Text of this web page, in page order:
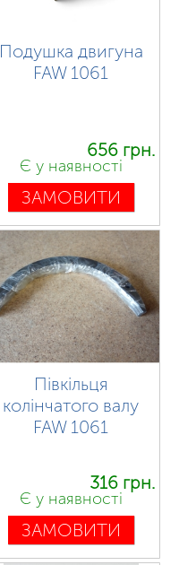
Подушка двигуна
FAW 1061
656 грн.
Є у наявності
ЗАМОВИТИ
Півкільця
колінчатого валу
FAW 1061
316 грн.
Є у наявності
ЗАМОВИТИ